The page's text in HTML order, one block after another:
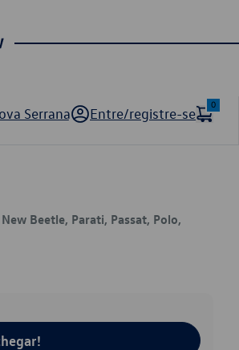
Serrana Entre/registre-se
0
Beetle, Parati, Passat, Polo,